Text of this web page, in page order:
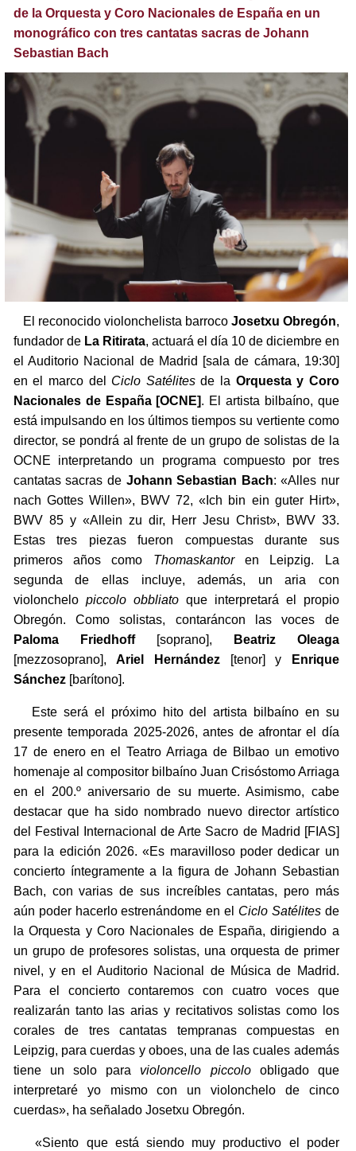
de la Orquesta y Coro Nacionales de España en un
monográfico con tres cantatas sacras de Johann
Sebastian Bach
El reconocido violonchelista barroco Josetxu Obregón,
fundador de La Ritirata, actuará el día 10 de diciembre en
el Auditorio Nacional de Madrid [sala de cámara, 19:30]
en el marco del Ciclo Satélitesde la Orquesta y Coro
Nacionales de España [OCNE]. El artista bilbaíno, que
está impulsando en los últimos tiempos su vertiente como
director, se pondrá al frente de un grupo de solistas de la
OCNE interpretando un programa compuesto por tres
cantatas sacras de Johann Sebastian Bach: «Alles nur
nach Gottes Willen», BWV 72, «Ich bin ein guter Hirt»,
BWV 85 y «Allein zu dir, Herr Jesu Christ», BWV 33.
Estas tres piezas fueron compuestas durante sus
primeros años como Thomaskantoren Leipzig. La
segunda de ellas incluye, además, un aria con
violonchelo piccolo obbliatoque interpretará el propio
Obregón. Como solistas, contaráncon las voces de
Paloma Friedhoff[soprano],
Beatriz Oleaga
[mezzosoprano],Ariel Hernández [tenor] y
Enrique
Sánchez[barítono].
Este será el próximo hito del artista bilbaíno en su
presente temporada 2025-2026, antes de afrontar el día
17 de enero en el Teatro Arriaga de Bilbao un emotivo
homenaje al compositor bilbaíno Juan Crisóstomo Arriaga
en el 200.º aniversario de su muerte. Asimismo, cabe
destacar que ha sido nombrado nuevo director artístico
del Festival Internacional de Arte Sacro de Madrid [FIAS]
para la edición 2026. «Es maravilloso poder dedicar un
concierto íntegramente a la figura de Johann Sebastian
Bach, con varias de sus increíbles cantatas, pero más
aún poder hacerlo estrenándome en el Ciclo Satélitesde
la Orquesta y Coro Nacionales de España, dirigiendo a
un grupo de profesores solistas, una orquesta de primer
nivel, y en el Auditorio Nacional de Música de Madrid.
Para el concierto contaremos con cuatro voces que
realizarán tanto las arias y recitativos solistas como los
corales de tres cantatas tempranas compuestas en
Leipzig, para cuerdas y oboes, una de las cuales además
tiene un solo para violoncello piccoloobligado que
interpretaré yo mismo con un violonchelo de cinco
cuerdas», ha señalado Josetxu Obregón.
«Siento que está siendo muy productivo el poder